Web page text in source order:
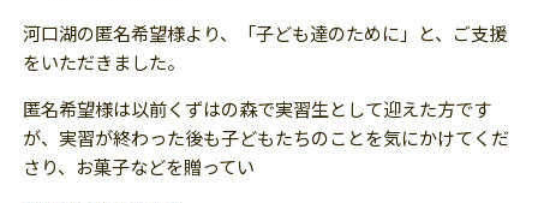
河口湖の匿名希望様より、「子ども達のために」と、ご支援
をいただきました。
匿名希望様は以前くずはの森で実習生として迎えた方です
が、実習が終わった後も子どもたちのことを気にかけてくだ
さり、お菓子などを贈ってい